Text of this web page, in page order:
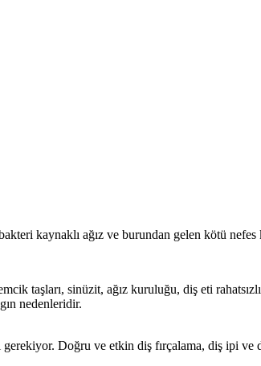
kaynaklı ağız ve burundan gelen kötü nefes
taşları, sinüzit, ağız kuruluğu, diş eti
nedenleridir.
Doğru ve etkin diş fırçalama, diş ipi ve